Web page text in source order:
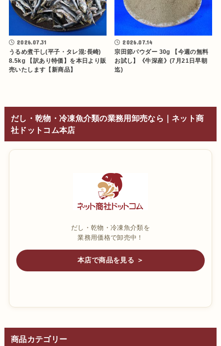
2026.07.31
うるめ煮干し(平子・タレ混:長崎)
8.5kg 【訳あり特価】を本日より販
売いたします【新商品】
2026.07.14
宗田節パウダー 30g 【今週の無料
お試し】《牛深産》(7月21日早朝
迄)
だし・乾物・冷凍魚介類の業務用卸売なら｜ネット商
社ドットコム本店
だし・乾物・冷凍魚介類を
業務用価格で卸売中！
本店で商品を見る ＞
商品カテゴリー